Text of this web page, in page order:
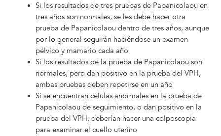
Si los resultados de tres pruebas de Papanicolaou en
tres años son normales, se les debe hacer otra
prueba de Papanicolaou dentro de tres años, aunque
por lo general seguirán haciéndose un examen
pélvico y mamario cada año
Si los resultados de la prueba de Papanicolaou son
normales, pero dan positivo en la prueba del VPH,
ambas pruebas deben repetirse en un año
Si se encuentran células anormales en la prueba de
Papanicolaou de seguimiento, o dan positivo en la
prueba del VPH, deberían hacer una colposcopia
para examinar el cuello uterino